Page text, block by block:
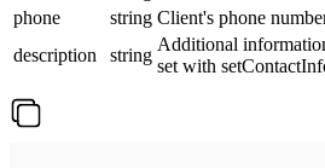
phone
string Client's phone
description
string
Additional
set with